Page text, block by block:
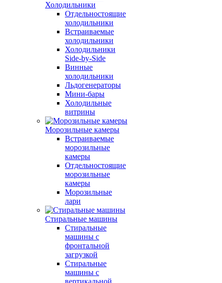
Холодильники
Отдельностоящие
холодильники
Встраиваемые
холодильники
Холодильники
Side-by-Side
Винные
холодильники
Льдогенераторы
Мини-бары
Холодильные
витрины
Морозильные камеры
Встраиваемые
морозильные
камеры
Отдельностоящие
морозильные
камеры
Морозильные
лари
Стиральные машины
Стиральные
машины с
фронтальной
загрузкой
Стиральные
машины с
вертикальной